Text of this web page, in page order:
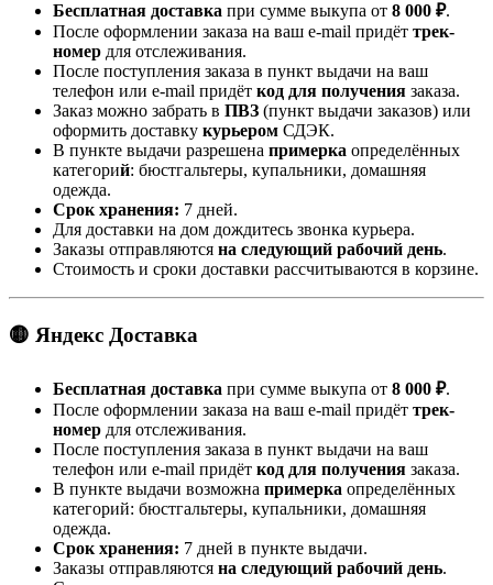
Бесплатная доставка при сумме выкупа от 8 000 ₽.
После оформлении заказа на ваш e-mail придёт трек-
номер для отслеживания.
После поступления заказа в пункт выдачи на ваш
телефон или e-mail придёт код для получения заказа.
Заказ можно забрать в ПВЗ (пункт выдачи заказов) или
оформить доставку курьером СДЭК.
В пункте выдачи разрешена примерка определённых
категорий: бюстгальтеры, купальники, домашняя
одежда.
Срок хранения: 7 дней.
Для доставки на дом дождитесь звонка курьера.
Заказы отправляются на следующий рабочий день.
Стоимость и сроки доставки рассчитываются в корзине.
🟡 Яндекс Доставка
Бесплатная доставка при сумме выкупа от 8 000 ₽.
После оформлении заказа на ваш e-mail придёт трек-
номер для отслеживания.
После поступления заказа в пункт выдачи на ваш
телефон или e-mail придёт код для получения заказа.
В пункте выдачи возможна примерка определённых
категорий: бюстгальтеры, купальники, домашняя
одежда.
Срок хранения: 7 дней в пункте выдачи.
Заказы отправляются на следующий рабочий день.